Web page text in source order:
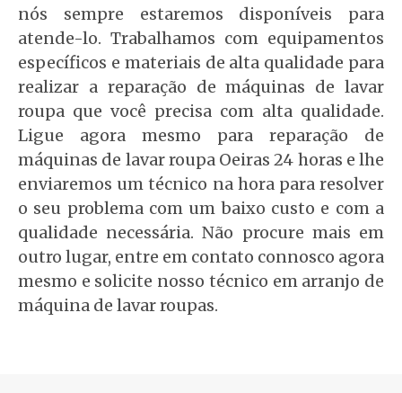
nós sempre estaremos disponíveis para
atende-lo. Trabalhamos com equipamentos
específicos e materiais de alta qualidade para
realizar a reparação de máquinas de lavar
roupa que você precisa com alta qualidade.
Ligue agora mesmo para reparação de
máquinas de lavar roupa Oeiras 24 horas e lhe
enviaremos um técnico na hora para resolver
o seu problema com um baixo custo e com a
qualidade necessária. Não procure mais em
outro lugar, entre em contato connosco agora
mesmo e solicite nosso técnico em arranjo de
máquina de lavar roupas.